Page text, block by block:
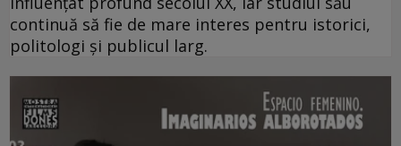
continuă să fie de mare interes pentru istorici,
politologi și publicul larg.